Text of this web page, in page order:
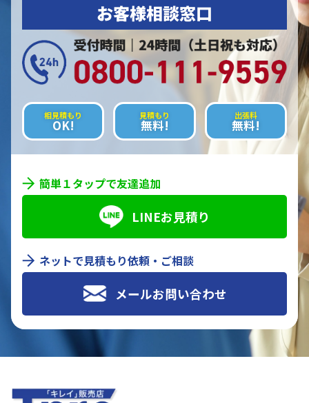
お客様相談窓口
相見積もり
OK!
見積もり
無料!
出張料
無料!
簡単１タップで友達追加
LINEお見積り
ネットで見積もり依頼・ご相談
メールお問い合わせ